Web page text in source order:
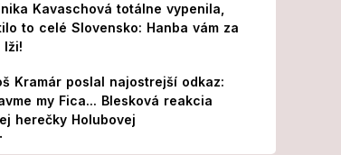
Kavaschová totálne vypenila,
to celé Slovensko: Hanba vám za
lži!
Kramár poslal najostrejší odkaz:
my Fica... Blesková reakcia
herečky Holubovej